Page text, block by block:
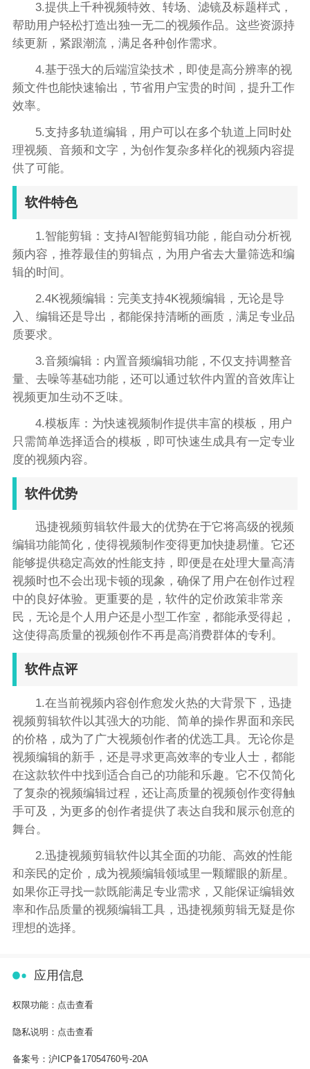
3.提供上千种视频特效、转场、滤镜及标题样式，
帮助用户轻松打造出独一无二的视频作品。这些资源持
续更新，紧跟潮流，满足各种创作需求。
4.基于强大的后端渲染技术，即使是高分辨率的视
频文件也能快速输出，节省用户宝贵的时间，提升工作
效率。
5.支持多轨道编辑，用户可以在多个轨道上同时处
理视频、音频和文字，为创作复杂多样化的视频内容提
供了可能。
软件特色
1.智能剪辑：支持AI智能剪辑功能，能自动分析视
频内容，推荐最佳的剪辑点，为用户省去大量筛选和编
辑的时间。
2.4K视频编辑：完美支持4K视频编辑，无论是导
入、编辑还是导出，都能保持清晰的画质，满足专业品
质要求。
3.音频编辑：内置音频编辑功能，不仅支持调整音
量、去噪等基础功能，还可以通过软件内置的音效库让
视频更加生动不乏味。
4.模板库：为快速视频制作提供丰富的模板，用户
只需简单选择适合的模板，即可快速生成具有一定专业
度的视频内容。
软件优势
迅捷视频剪辑软件最大的优势在于它将高级的视频
编辑功能简化，使得视频制作变得更加快捷易懂。它还
能够提供稳定高效的性能支持，即便是在处理大量高清
视频时也不会出现卡顿的现象，确保了用户在创作过程
中的良好体验。更重要的是，软件的定价政策非常亲
民，无论是个人用户还是小型工作室，都能承受得起，
这使得高质量的视频创作不再是高消费群体的专利。
软件点评
1.在当前视频内容创作愈发火热的大背景下，迅捷
视频剪辑软件以其强大的功能、简单的操作界面和亲民
的价格，成为了广大视频创作者的优选工具。无论你是
视频编辑的新手，还是寻求更高效率的专业人士，都能
在这款软件中找到适合自己的功能和乐趣。它不仅简化
了复杂的视频编辑过程，还让高质量的视频创作变得触
手可及，为更多的创作者提供了表达自我和展示创意的
舞台。
2.迅捷视频剪辑软件以其全面的功能、高效的性能
和亲民的定价，成为视频编辑领域里一颗耀眼的新星。
如果你正寻找一款既能满足专业需求，又能保证编辑效
率和作品质量的视频编辑工具，迅捷视频剪辑无疑是你
理想的选择。
应用信息
权限功能： 点击查看
隐私说明： 点击查看
备案号： 沪ICP备17054760号-20A